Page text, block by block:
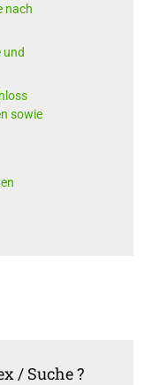
nach
und
sowie
/ Suche ?